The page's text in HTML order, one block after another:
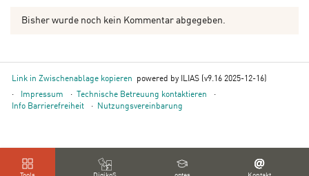
Bisher wurde noch kein Kommentar abgegeben.
Link in Zwischenablage kopieren
powered by ILIAS (v9.16 2025-12-16)
Impressum
Technische Betreuung kontaktieren
Info Barrierefreiheit
Nutzungsvereinbarung